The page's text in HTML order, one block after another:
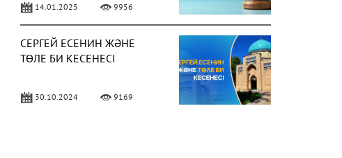
14.01.2025 9956
СЕРГЕЙ ЕСЕНИН ЖӘНЕ
ТӨЛЕ БИ КЕСЕНЕСІ
30.10.2024 9169